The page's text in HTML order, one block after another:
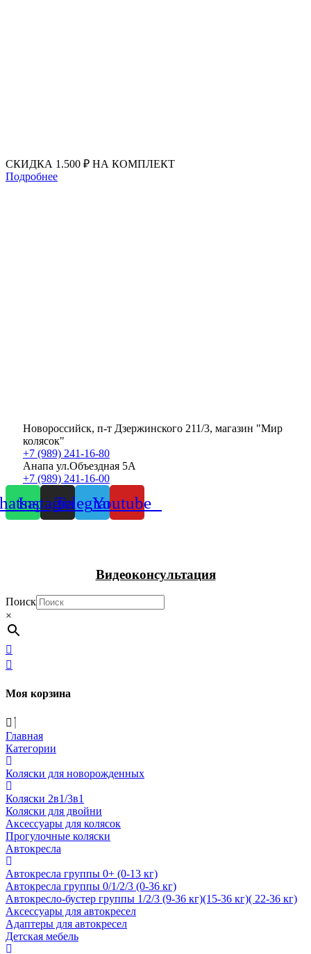
СКИДКА 1.500 ₽ НА КОМПЛЕКТ
Подробнее
Новороссийск, п-т Дзержинского 211/3, магазин "Мир
колясок"
+7 (989) 241-16-80
Анапа ул.Объездная 5А
+7 (989) 241-16-00
InstagramTelegramYoutube
Видеоконсультация
Поиск
×
Моя корзина
Главная
Категории
Коляски для новорожденных
Коляски 2в1/3в1
Коляски для двойни
Аксессуары для колясок
Прогулочные коляски
Автокресла
Автокресла группы 0+ (0-13 кг)
Автокресла группы 0/1/2/3 (0-36 кг)
Автокресло-бустер группы 1/2/3 (9-36 кг)(15-36 кг)( 22-36 кг)
Аксессуары для автокресел
Адаптеры для автокресел
Детская мебель